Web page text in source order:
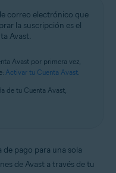
correo electrónico que
la suscripción es el
Avast.
Avast por primera vez,
Activar tu Cuenta Avast.
de tu Cuenta Avast,
pago para una sola
de Avast a través de tu